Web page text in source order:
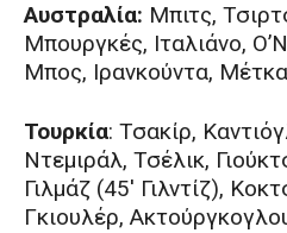
Αυστραλία: Μπιτς,
Μπουργκές, Ιταλιάνο,
Μπος, Ιρανκούντα,
Τουρκία: Τσακίρ,
Ντεμιράλ, Τσέλικ,
Γιλμάζ (45′ Γιλντίζ),
Γκιουλέρ,